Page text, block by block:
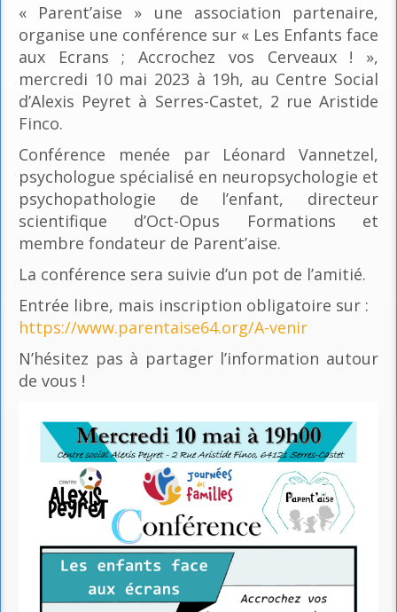
« Parent’aise » une association partenaire,
organise une conférence sur « Les Enfants face
aux Ecrans ; Accrochez vos Cerveaux ! »,
mercredi 10 mai 2023 à 19h, au Centre Social
d’Alexis Peyret à Serres-Castet, 2 rue Aristide
Finco.
Conférence menée par Léonard Vannetzel,
psychologue spécialisé en neuropsychologie et
psychopathologie de l’enfant, directeur
scientifique d’Oct-Opus Formations et
membre fondateur de Parent’aise.
La conférence sera suivie d’un pot de l’amitié.
Entrée libre, mais inscription obligatoire sur :
https://www.parentaise64.org/A-venir
N’hésitez pas à partager l’information autour
de vous !